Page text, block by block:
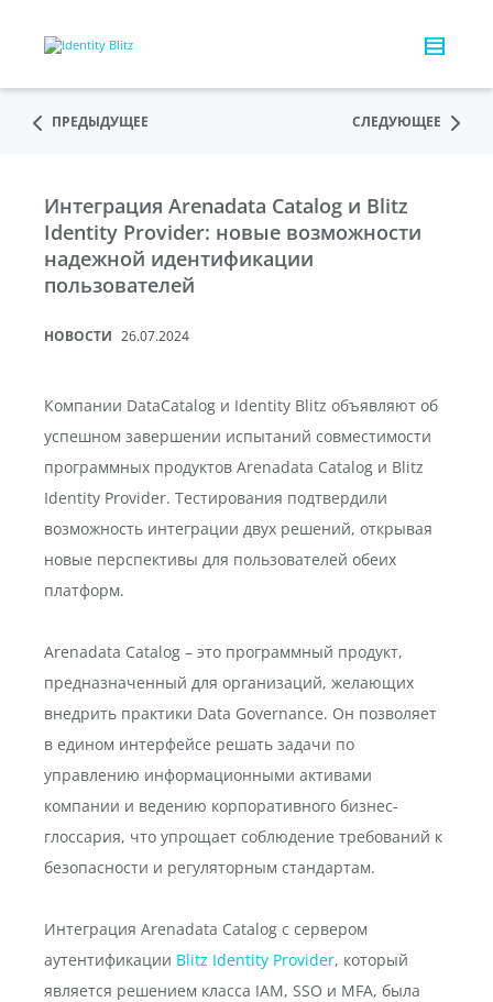
ПРЕДЫДУЩЕЕ СЛЕДУЮЩЕЕ
Интеграция Arenadata Catalog и Blitz
Identity Provider: новые возможности
надежной идентификации
пользователей
НОВОСТИ 26.07.2024
Компании DataCatalog и Identity Blitz объявляют об
успешном завершении испытаний совместимости
программных продуктов Arenadata Catalog и Blitz
Identity Provider. Тестирования подтвердили
возможность интеграции двух решений, открывая
новые перспективы для пользователей обеих
платформ.
Arenadata Catalog – это программный продукт,
предназначенный для организаций, желающих
внедрить практики Data Governance. Он позволяет
в едином интерфейсе решать задачи по
управлению информационными активами
компании и ведению корпоративного бизнес-
глоссария, что упрощает соблюдение требований к
безопасности и регуляторным стандартам.
Интеграция Arenadata Catalog с сервером
аутентификации Blitz Identity Provider, который
является решением класса IAM, SSO и MFA, была